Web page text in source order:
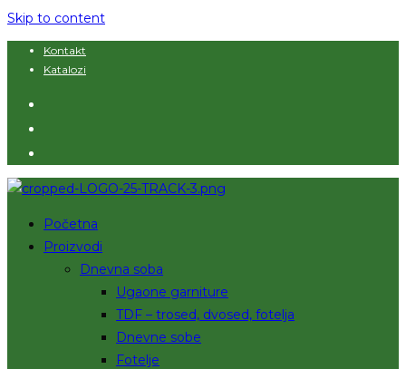
Skip to content
Kontakt
Katalozi
Početna
Proizvodi
Dnevna soba
Ugaone garniture
TDF – trosed, dvosed, fotelja
Dnevne sobe
Fotelje